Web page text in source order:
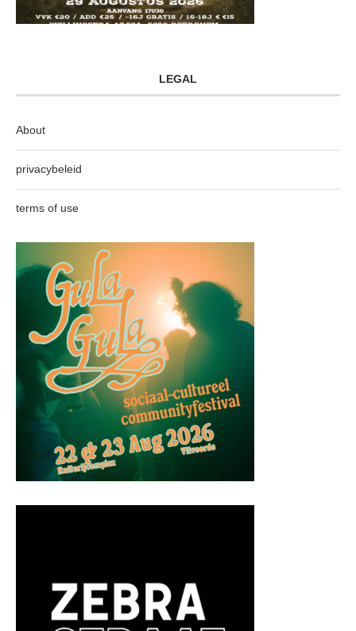
LEGAL
About
privacybeleid
terms of use